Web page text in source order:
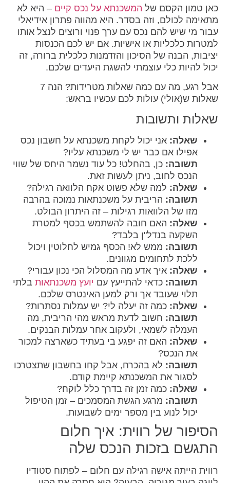
כאן טמון הקסם של המשכנתא על נכס קיים – היא לא
מתאימה לכולם, וזה בסדר. היא מהווה פתרון אידיאלי
עבור מי שיש להם נכס עם ערך פנוי ורוצים לנצל אותו
למטרות כלכליות או אישיות. אם יש לכם הכנסות
יציבות, הבנה של הסיכון והזדמנות כלכלית ברורה, זה
יכול להיות כלי עוצמתי להשגת היעדים שלכם.
אבל רגע, מה עם כמה שאלות מטרידות? הנה 7
שאלות ש(אולי) עולות לכם עכשיו בראש:
שאלות ותשובות
שאלה: אני יכול לקחת משכנתא על חשבון נכס
אפילו אם כבר יש לי משכנתא עליו?
תשובה: כן, בהחלט! כל עוד נשמר היחס של שווי
הנכס לחוב, ניתן לעשות זאת.
שאלה: למה שלא פשוט אקח הלוואה רגילה?
תשובה: הריבית על משכנתאות נמוכה בהרבה
מזו של הלוואות רגילות – זה היתרון הבולט.
שאלה: האם חובה להשתמש בכסף למטרת
השקעה בנדל"ן בלבד?
תשובה: ממש לא! הכסף גמיש לחלוטין ויכול
ללכת לתחומים מגוונים.
שאלה: איך אדע מה המסלול הכי נכון עבורי?
תשובה: כדאי להתייעץ עם יועץ משכנתאותבלתי
תלוי שעובד אך ורק למען האינטרס שלכם.
שאלה: כמה זה יעלה לי? יש עמלות נסתרות?
תשובה: חשוב לדעת מראש מהי הריבית, מה
העמלה לשמאי, ולעקוב אחר עמלות הבנקים.
שאלה: האם זה יפגע בי בעתיד כשארצה למכור
את הנכס?
תשובה: לא בהכרח, אבל קחו בחשבון שתצטרכו
לסגור את המשכנתא קיימת קודם.
שאלה: כמה זמן זה בדרך כלל לוקח?
תשובה: מרגע הגשת המסמכים – זמן הטיפול
יכול לנוע בין מספר ימים לשבועות.
הסיפור של רווית: איך חלום
התגשם בזכות הנכס שלה
רווית הייתה אישה רגילה עם חלום – לפתוח סטודיו